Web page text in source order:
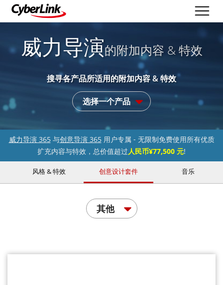
威力导演的附加内容 & 特效
搜寻各产品所适用的附加内容 & 特效
选择一个产品
威力导演 365与创意导演 365用户专属 - 无限制免费使用所有优质
扩充内容与特效，总价值超过人民币¥77,500 元!
风格 & 特效 创意设计套件 音乐
其他